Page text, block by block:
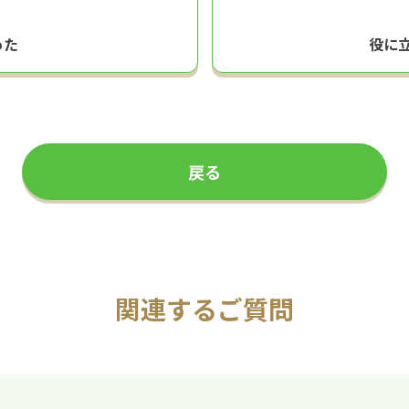
役に
戻る
関連するご質問